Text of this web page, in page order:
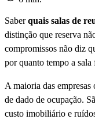
Saberquais salas de
distinção que reserva
compromissos não diz
por quanto tempo a
A maioria das empresas
de dado de ocupação.
custo imobiliário e